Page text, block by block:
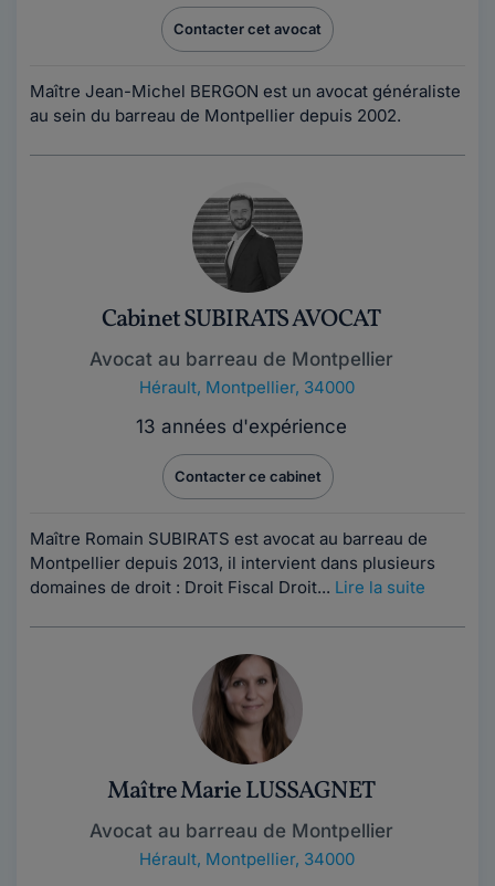
Contacter cet avocat
Maître Jean-Michel BERGON est un avocat généraliste
au sein du barreau de Montpellier depuis 2002.
Cabinet SUBIRATS AVOCAT
Avocat au barreau de Montpellier
Hérault, Montpellier, 34000
13 années d'expérience
Contacter ce cabinet
Maître Romain SUBIRATS est avocat au barreau de
Montpellier depuis 2013, il intervient dans plusieurs
domaines de droit : Droit Fiscal Droit... Lire la suite
Maître Marie LUSSAGNET
Avocat au barreau de Montpellier
Hérault, Montpellier, 34000